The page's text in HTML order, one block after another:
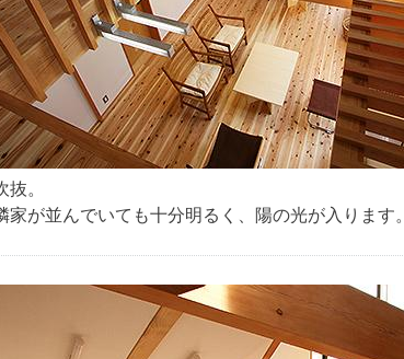
。
家が並んでいても十分明るく、陽の光が入ります